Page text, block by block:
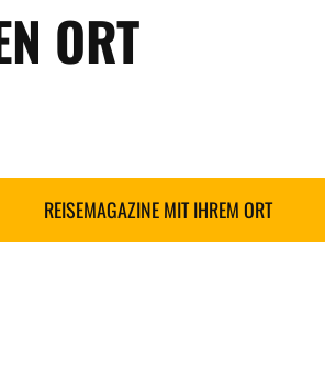
ORT
REISEMAGAZINE MIT IHREM ORT